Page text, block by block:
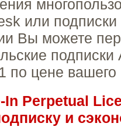
или подписки
Вы можете
по цене
In Perpetual
и